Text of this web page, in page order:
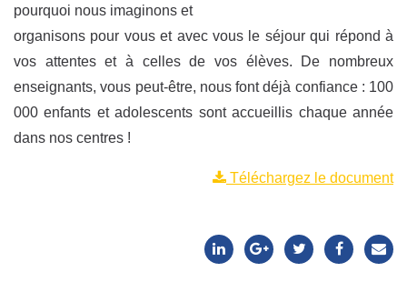
pourquoi nous imaginons et
organisons pour vous et avec vous le séjour qui répond à
vos attentes et à celles de vos élèves. De nombreux
enseignants, vous peut-être, nous font déjà confiance : 100
000 enfants et adolescents sont accueillis chaque année
dans nos centres !
Téléchargez le document